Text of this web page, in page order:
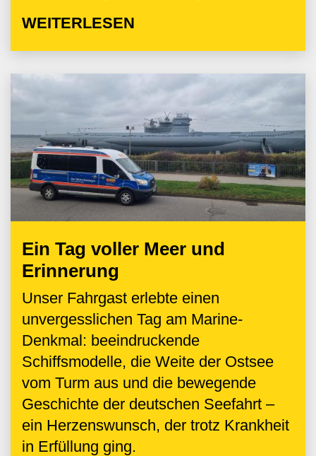
WEITERLESEN
Ein Tag voller Meer und
Erinnerung
Unser Fahrgast erlebte einen
unvergesslichen Tag am Marine-
Denkmal: beeindruckende
Schiffsmodelle, die Weite der Ostsee
vom Turm aus und die bewegende
Geschichte der deutschen Seefahrt –
ein Herzenswunsch, der trotz Krankheit
in Erfüllung ging.